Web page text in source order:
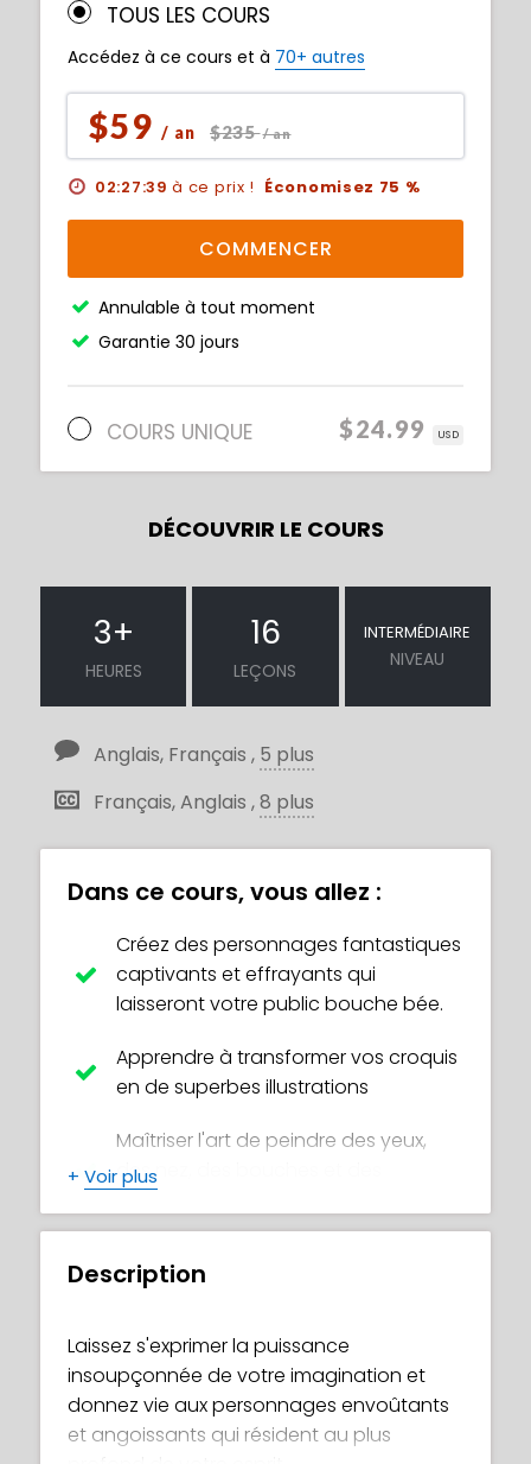
TOUS LES COURS
Accédez à ce cours et à 70+ autres
$59 / an $235/ an
02:27:38 à ce prix ! Économisez 75 %
COMMENCER
Annulable à tout moment
Garantie 30 jours
COURS UNIQUE $24.99 USD
DÉCOUVRIR LE COURS
3+
HEURES
16
LEÇONS
INTERMÉDIAIRE
NIVEAU
Anglais, Français , 5 plus
Français, Anglais ,8 plus
Dans ce cours, vous allez :
Créez des personnages fantastiques
captivants et effrayants qui
laisseront votre public bouche bée.
Apprendre à transformer vos croquis
en de superbes illustrations
Maîtriser l'art de peindre des yeux,
des nez, des bouches et des
peinture professionnelles pour
briller les objets en métal
Ajouter à vos œuvres d'art des effets
magnifiques et enchanteurs qui
ajoutent une touche de magie
+ Voir plus
Description
Laissez s'exprimer la puissance
insoupçonnée de votre imagination et
donnez vie aux personnages envoûtants
et angoissants qui résident au plus